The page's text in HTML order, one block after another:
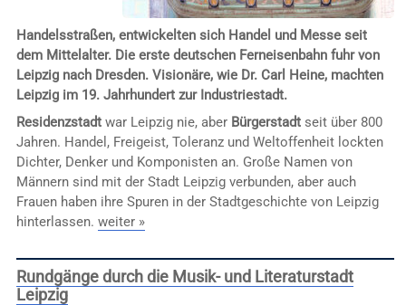
Handelsstraßen, entwickelten sich Handel und Messe seit
dem Mittelalter. Die erste deutschen Ferneisenbahn fuhr von
Leipzig nach Dresden. Visionäre, wie Dr. Carl Heine, machten
Leipzig im 19. Jahrhundert zur Industriestadt.
Residenzstadtwar Leipzig nie, aber Bürgerstadtseit über 800
Jahren. Handel, Freigeist, Toleranz und Weltoffenheit lockten
Dichter, Denker und Komponisten an. Große Namen von
Männern sind mit der Stadt Leipzig verbunden, aber auch
Frauen haben ihre Spuren in der Stadtgeschichte von Leipzig
hinterlassen. weiter »
Rundgänge durch die Musik- und Literaturstadt
Leipzig